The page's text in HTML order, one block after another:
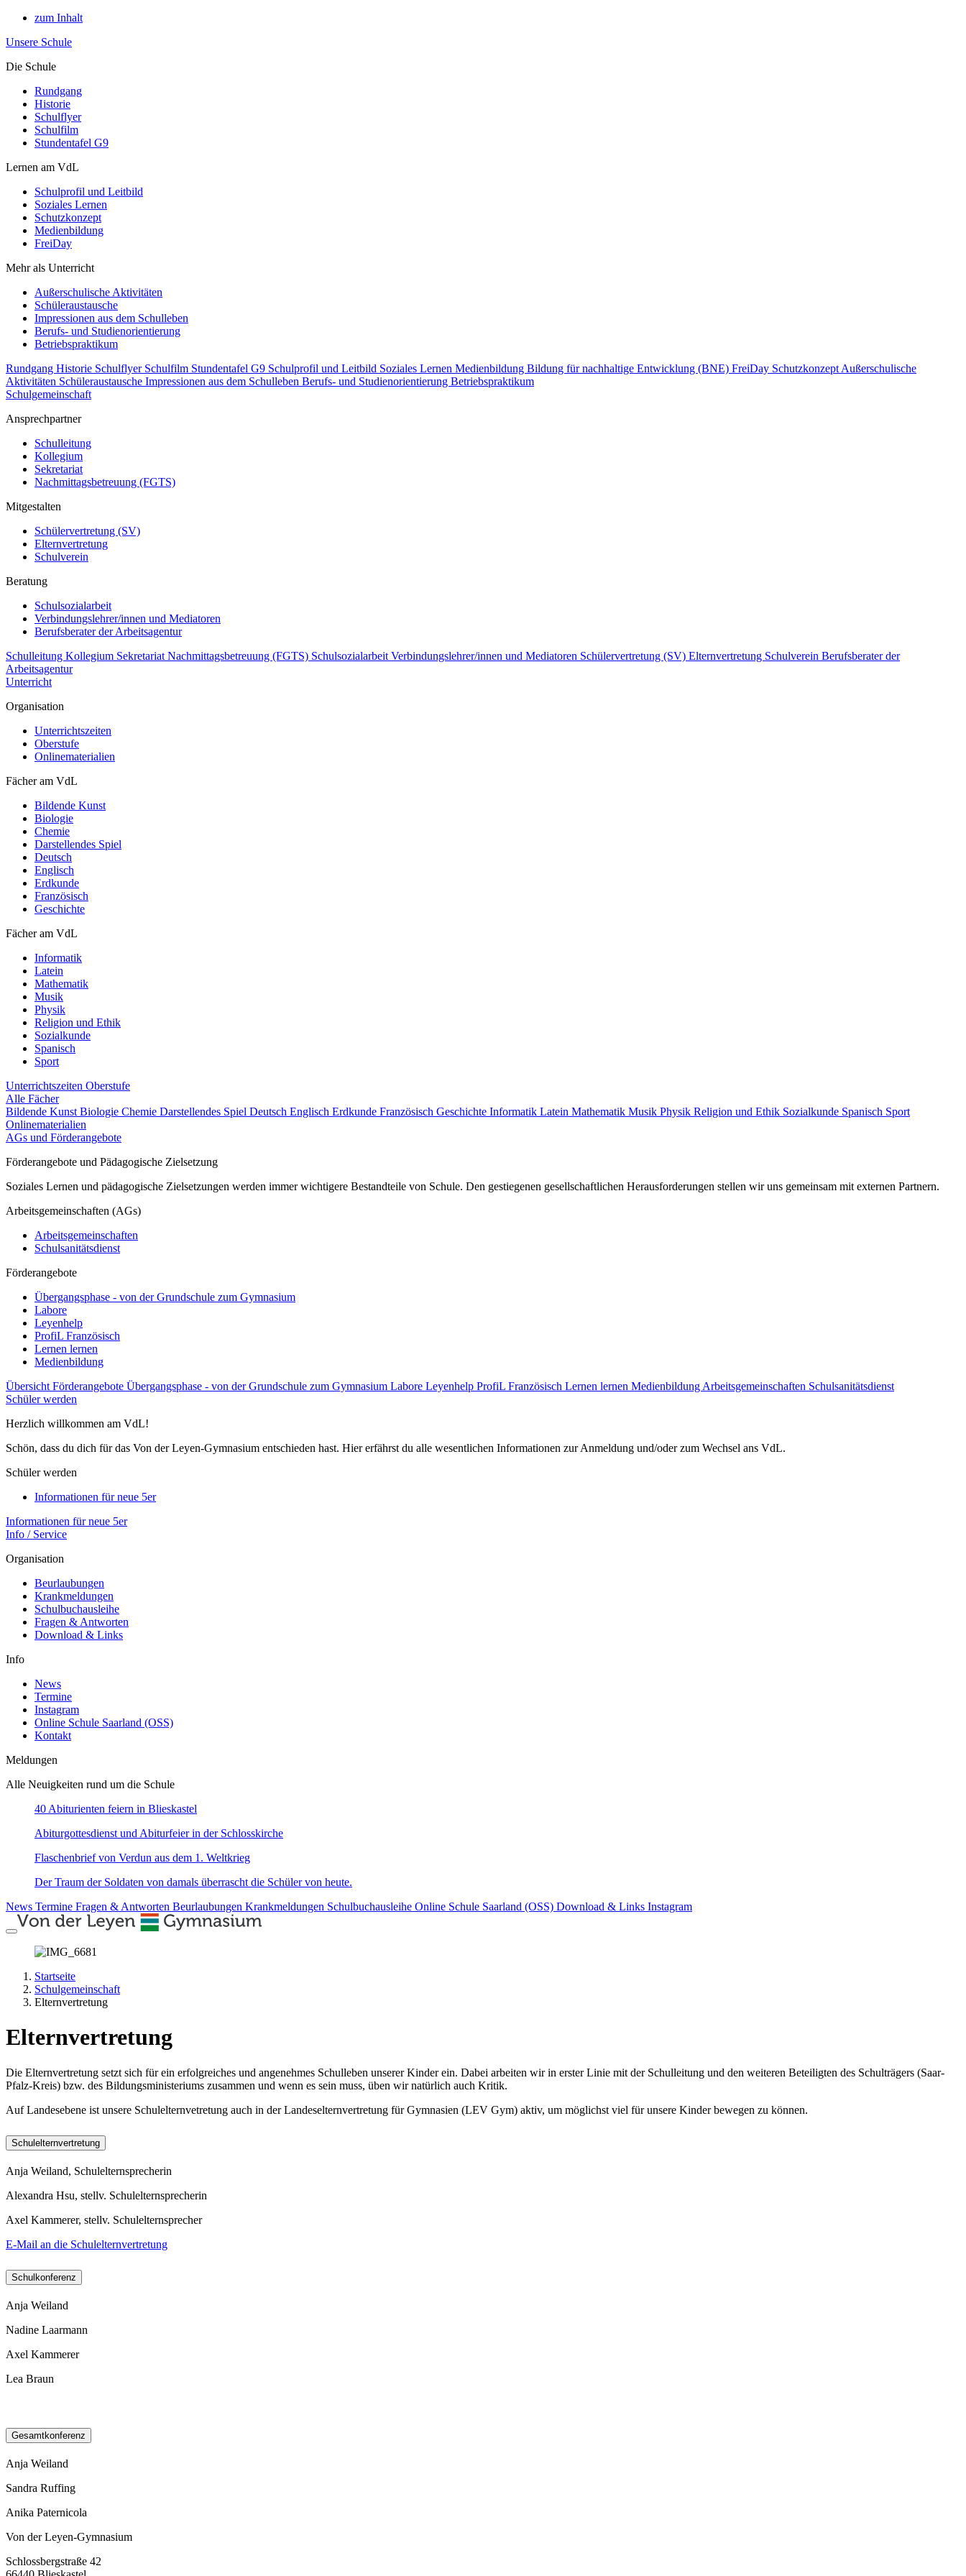
zum Inhalt
Unsere Schule
Die Schule
Rundgang
Historie
Schulflyer
Schulfilm
Stundentafel G9
Lernen am VdL
Schulprofil und Leitbild
Soziales Lernen
Schutzkonzept
Medienbildung
FreiDay
Mehr als Unterricht
Außerschulische Aktivitäten
Schüleraustausche
Impressionen aus dem Schulleben
Berufs- und Studienorientierung
Betriebspraktikum
Rundgang Historie Schulflyer Schulfilm Stundentafel G9 Schulprofil und Leitbild Soziales Lernen Medienbildung Bildung für nachhaltige Entwicklung (BNE) FreiDay Schutzkonzept Außerschulische
Aktivitäten Schüleraustausche Impressionen aus dem Schulleben Berufs- und Studienorientierung Betriebspraktikum
Schulgemeinschaft
Ansprechpartner
Schulleitung
Kollegium
Sekretariat
Nachmittagsbetreuung (FGTS)
Mitgestalten
Schülervertretung (SV)
Elternvertretung
Schulverein
Beratung
Schulsozialarbeit
Verbindungslehrer/innen und Mediatoren
Berufsberater der Arbeitsagentur
Schulleitung Kollegium Sekretariat Nachmittagsbetreuung (FGTS) Schulsozialarbeit Verbindungslehrer/innen und Mediatoren Schülervertretung (SV) Elternvertretung Schulverein Berufsberater der
Arbeitsagentur
Unterricht
Organisation
Unterrichtszeiten
Oberstufe
Onlinematerialien
Fächer am VdL
Bildende Kunst
Biologie
Chemie
Darstellendes Spiel
Deutsch
Englisch
Erdkunde
Französisch
Geschichte
Fächer am VdL
Informatik
Latein
Mathematik
Musik
Physik
Religion und Ethik
Sozialkunde
Spanisch
Sport
Unterrichtszeiten Oberstufe
Alle Fächer
Bildende Kunst Biologie Chemie Darstellendes Spiel Deutsch Englisch Erdkunde Französisch Geschichte Informatik Latein Mathematik Musik Physik Religion und Ethik Sozialkunde Spanisch Sport
Onlinematerialien
AGs und Förderangebote
Förderangebote und Pädagogische Zielsetzung
Soziales Lernen und pädagogische Zielsetzungen werden immer wichtigere Bestandteile von Schule. Den gestiegenen gesellschaftlichen Herausforderungen stellen wir uns gemeinsam mit externen Partnern.
Arbeitsgemeinschaften (AGs)
Arbeitsgemeinschaften
Schulsanitätsdienst
Förderangebote
Übergangsphase - von der Grundschule zum Gymnasium
Labore
Leyenhelp
ProfiL Französisch
Lernen lernen
Medienbildung
Übersicht Förderangebote Übergangsphase - von der Grundschule zum Gymnasium Labore Leyenhelp ProfiL Französisch Lernen lernen Medienbildung Arbeitsgemeinschaften Schulsanitätsdienst
Schüler werden
Herzlich willkommen am VdL!
Schön, dass du dich für das Von der Leyen-Gymnasium entschieden hast. Hier erfährst du alle wesentlichen Informationen zur Anmeldung und/oder zum Wechsel ans VdL.
Schüler werden
Informationen für neue 5er
Informationen für neue 5er
Info / Service
Organisation
Beurlaubungen
Krankmeldungen
Schulbuchausleihe
Fragen & Antworten
Download & Links
Info
News
Termine
Instagram
Online Schule Saarland (OSS)
Kontakt
Meldungen
Alle Neuigkeiten rund um die Schule
40 Abiturienten feiern in Blieskastel
Abiturgottesdienst und Abiturfeier in der Schlosskirche
Flaschenbrief von Verdun aus dem 1. Weltkrieg
Der Traum der Soldaten von damals überrascht die Schüler von heute.
News Termine Fragen & Antworten Beurlaubungen Krankmeldungen Schulbuchausleihe Online Schule Saarland (OSS) Download & Links Instagram
Startseite
Schulgemeinschaft
Elternvertretung
Elternvertretung
Die Elternvertretung setzt sich für ein erfolgreiches und angenehmes Schulleben unserer Kinder ein. Dabei arbeiten wir in erster Linie mit der Schulleitung und den weiteren Beteiligten des Schulträgers (Saar-
Pfalz-Kreis) bzw. des Bildungsministeriums zusammen und wenn es sein muss, üben wir natürlich auch Kritik.
Auf Landesebene ist unsere Schulelternvetretung auch in der Landeselternvertretung für Gymnasien (LEV Gym) aktiv, um möglichst viel für unsere Kinder bewegen zu können.
Schulelternvertretung
Anja Weiland, Schulelternsprecherin
Alexandra Hsu, stellv. Schulelternsprecherin
Axel Kammerer, stellv. Schulelternsprecher
E-Mail an die Schulelternvertretung
Schulkonferenz
Anja Weiland
Nadine Laarmann
Axel Kammerer
Lea Braun
Gesamtkonferenz
Anja Weiland
Sandra Ruffing
Anika Paternicola
Von der Leyen-Gymnasium
Schlossbergstraße 42